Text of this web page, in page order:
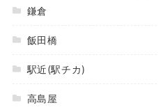
鎌倉
飯田橋
駅近(駅チカ)
高島屋